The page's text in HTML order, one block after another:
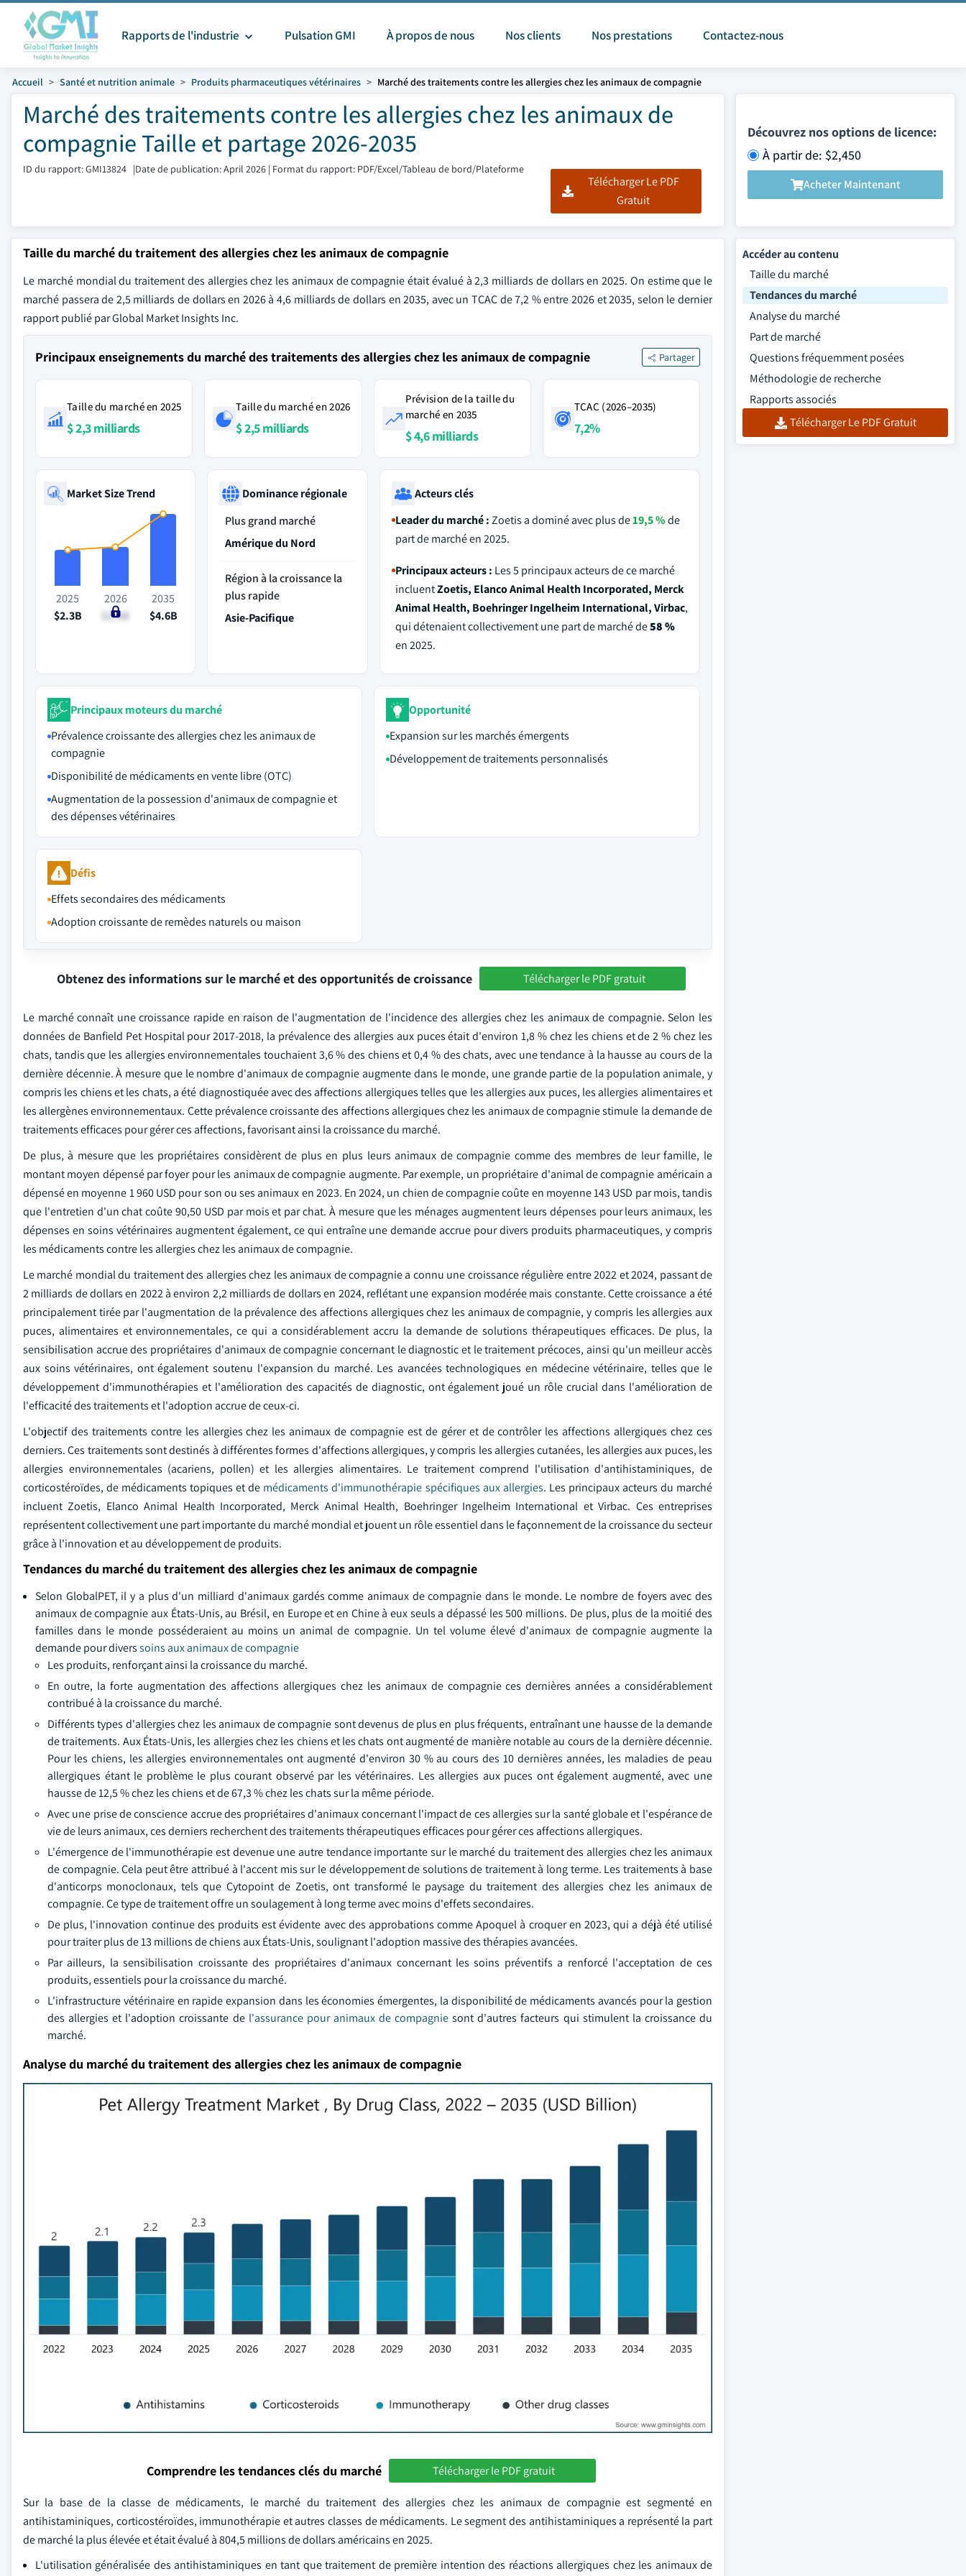
Rapports de l'industrie Pulsation GMI À propos de nous Nos clients Nos prestations Contactez-nous
Accueil Santé et nutrition animale Produits pharmaceutiques vétérinaires Marché des traitements contre les allergies chez les animaux de compagnie
Marché des traitements contre les allergies chez les animaux de
compagnie Taille et partage 2026-2035
ID du rapport: GMI13824 |Date de publication: April 2026 | Format du rapport: PDF/Excel/Tableau de bord/Plateforme
Télécharger Le PDF
Gratuit
Découvrez nos options de licence:
À partir de: $2,450
Acheter Maintenant
Taille du marché du traitement des allergies chez les animaux de compagnie
Le marché mondial du traitement des allergies chez les animaux de compagnie était évalué à 2,3 milliards de dollars en 2025. On estime que le
marché passera de 2,5 milliards de dollars en 2026 à 4,6 milliards de dollars en 2035, avec un TCAC de 7,2 % entre 2026 et 2035, selon le dernier
rapport publié par Global Market Insights Inc.
Principaux enseignements du marché des traitements des allergies chez les animaux de compagnie Partager
Taille du marché en 2025
$ 2,3 milliards
Taille du marché en 2026
$ 2,5 milliards
Prévision de la taille du
marché en 2035
$ 4,6 milliards
TCAC (2026–2035)
7,2%
Market Size Trend
2025
$2.3B
2026
$2.5B
2035
$4.6B
Dominance régionale
Plus grand marché
Amérique du Nord
Région à la croissance la
plus rapide
Asie-Pacifique
Acteurs clés
Leader du marché :Zoetis a dominé avec plus de19,5 %de
part de marché en 2025.
Principaux acteurs : Les 5 principaux acteurs de ce marché
incluentZoetis, Elanco Animal Health Incorporated, Merck
Animal Health, Boehringer Ingelheim International, Virbac,
qui détenaient collectivement une part de marché de58 %
en 2025.
Principaux moteurs du marché
Prévalence croissante des allergies chez les animaux de
compagnie
Disponibilité de médicaments en vente libre (OTC)
Augmentation de la possession d'animaux de compagnie et
des dépenses vétérinaires
Opportunité
Expansion sur les marchés émergents
Développement de traitements personnalisés
Défis
Effets secondaires des médicaments
Adoption croissante de remèdes naturels ou maison
Obtenez des informations sur le marché et des opportunités de croissance Télécharger le PDF gratuit
Le marché connaît une croissance rapide en raison de l'augmentation de l'incidence des allergies chez les animaux de compagnie. Selon les
données de Banfield Pet Hospital pour 2017-2018, la prévalence des allergies aux puces était d'environ 1,8 % chez les chiens et de 2 % chez les
chats, tandis que les allergies environnementales touchaient 3,6 % des chiens et 0,4 % des chats, avec une tendance à la hausse au cours de la
dernière décennie. À mesure que le nombre d'animaux de compagnie augmente dans le monde, une grande partie de la population animale, y
compris les chiens et les chats, a été diagnostiquée avec des affections allergiques telles que les allergies aux puces, les allergies alimentaires et
les allergènes environnementaux. Cette prévalence croissante des affections allergiques chez les animaux de compagnie stimule la demande de
traitements efficaces pour gérer ces affections, favorisant ainsi la croissance du marché.
De plus, à mesure que les propriétaires considèrent de plus en plus leurs animaux de compagnie comme des membres de leur famille, le
montant moyen dépensé par foyer pour les animaux de compagnie augmente. Par exemple, un propriétaire d'animal de compagnie américain a
dépensé en moyenne 1 960 USD pour son ou ses animaux en 2023. En 2024, un chien de compagnie coûte en moyenne 143 USD par mois, tandis
que l'entretien d'un chat coûte 90,50 USD par mois et par chat. À mesure que les ménages augmentent leurs dépenses pour leurs animaux, les
dépenses en soins vétérinaires augmentent également, ce qui entraîne une demande accrue pour divers produits pharmaceutiques, y compris
les médicaments contre les allergies chez les animaux de compagnie.
Le marché mondial du traitement des allergies chez les animaux de compagnie a connu une croissance régulière entre 2022 et 2024, passant de
2 milliards de dollars en 2022 à environ 2,2 milliards de dollars en 2024, reflétant une expansion modérée mais constante. Cette croissance a été
principalement tirée par l'augmentation de la prévalence des affections allergiques chez les animaux de compagnie, y compris les allergies aux
puces, alimentaires et environnementales, ce qui a considérablement accru la demande de solutions thérapeutiques efficaces. De plus, la
sensibilisation accrue des propriétaires d'animaux de compagnie concernant le diagnostic et le traitement précoces, ainsi qu'un meilleur accès
aux soins vétérinaires, ont également soutenu l'expansion du marché. Les avancées technologiques en médecine vétérinaire, telles que le
développement d'immunothérapies et l'amélioration des capacités de diagnostic, ont également joué un rôle crucial dans l'amélioration de
l'efficacité des traitements et l'adoption accrue de ceux-ci.
L'objectif des traitements contre les allergies chez les animaux de compagnie est de gérer et de contrôler les affections allergiques chez ces
derniers. Ces traitements sont destinés à différentes formes d'affections allergiques, y compris les allergies cutanées, les allergies aux puces, les
allergies environnementales (acariens, pollen) et les allergies alimentaires. Le traitement comprend l'utilisation d'antihistaminiques, de
corticostéroïdes, de médicaments topiques et de médicaments d'immunothérapie spécifiques aux allergies. Les principaux acteurs du marché
incluent Zoetis, Elanco Animal Health Incorporated, Merck Animal Health, Boehringer Ingelheim International et Virbac. Ces entreprises
représentent collectivement une part importante du marché mondial et jouent un rôle essentiel dans le façonnement de la croissance du secteur
grâce à l'innovation et au développement de produits.
Tendances du marché du traitement des allergies chez les animaux de compagnie
Selon GlobalPET, il y a plus d'un milliard d'animaux gardés comme animaux de compagnie dans le monde. Le nombre de foyers avec des
animaux de compagnie aux États-Unis, au Brésil, en Europe et en Chine à eux seuls a dépassé les 500 millions. De plus, plus de la moitié des
familles dans le monde posséderaient au moins un animal de compagnie. Un tel volume élevé d'animaux de compagnie augmente la
demande pour diverssoins aux animaux de compagnie
Les produits, renforçant ainsi la croissance du marché.
En outre, la forte augmentation des affections allergiques chez les animaux de compagnie ces dernières années a considérablement
contribué à la croissance du marché.
Différents types d'allergies chez les animaux de compagnie sont devenus de plus en plus fréquents, entraînant une hausse de la demande
de traitements. Aux États-Unis, les allergies chez les chiens et les chats ont augmenté de manière notable au cours de la dernière décennie.
Pour les chiens, les allergies environnementales ont augmenté d'environ 30 % au cours des 10 dernières années, les maladies de peau
allergiques étant le problème le plus courant observé par les vétérinaires. Les allergies aux puces ont également augmenté, avec une
hausse de 12,5 % chez les chiens et de 67,3 % chez les chats sur la même période.
Avec une prise de conscience accrue des propriétaires d'animaux concernant l'impact de ces allergies sur la santé globale et l'espérance de
vie de leurs animaux, ces derniers recherchent des traitements thérapeutiques efficaces pour gérer ces affections allergiques.
L'émergence de l'immunothérapie est devenue une autre tendance importante sur le marché du traitement des allergies chez les animaux
de compagnie. Cela peut être attribué à l'accent mis sur le développement de solutions de traitement à long terme. Les traitements à base
d'anticorps monoclonaux, tels que Cytopoint de Zoetis, ont transformé le paysage du traitement des allergies chez les animaux de
compagnie. Ce type de traitement offre un soulagement à long terme avec moins d'effets secondaires.
De plus, l'innovation continue des produits est évidente avec des approbations comme Apoquel à croquer en 2023, qui a déjà été utilisé
pour traiter plus de 13 millions de chiens aux États-Unis, soulignant l'adoption massive des thérapies avancées.
Par ailleurs, la sensibilisation croissante des propriétaires d'animaux concernant les soins préventifs a renforcé l'acceptation de ces
produits, essentiels pour la croissance du marché.
L'infrastructure vétérinaire en rapide expansion dans les économies émergentes, la disponibilité de médicaments avancés pour la gestion
des allergies et l'adoption croissante de l'assurance pour animaux de compagnie sont d'autres facteurs qui stimulent la croissance du
marché.
Analyse du marché du traitement des allergies chez les animaux de compagnie
Comprendre les tendances clés du marché Télécharger le PDF gratuit
Sur la base de la classe de médicaments, le marché du traitement des allergies chez les animaux de compagnie est segmenté en
antihistaminiques, corticostéroïdes, immunothérapie et autres classes de médicaments. Le segment des antihistaminiques a représenté la part
de marché la plus élevée et était évalué à 804,5 millions de dollars américains en 2025.
L'utilisation généralisée des antihistaminiques en tant que traitement de première intention des réactions allergiques chez les animaux de
Accéder au contenu
Taille du marché
Tendances du marché
Analyse du marché
Part de marché
Questions fréquemment posées
Méthodologie de recherche
Rapports associés
Télécharger Le PDF Gratuit